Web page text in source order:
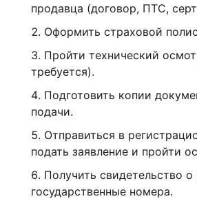
продавца (договор, ПТС,
Оформить страховой
Пройти технический
требуется).
Подготовить копии
подачи.
Отправиться в
подать заявление и пройти
Получить свидетельство
государственные номера.